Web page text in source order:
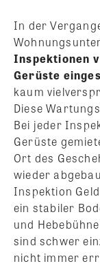
In der
Inspektionen
Gerüste
kaum
Diese
Bei jeder
Gerüste
Ort des
wieder
Inspektion
ein stabiler
und
sind schwer
nicht immer